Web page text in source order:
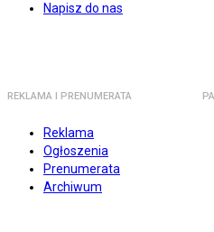
Napisz do nas
REKLAMA I PRENUMERATA
Reklama
Ogłoszenia
Prenumerata
Archiwum